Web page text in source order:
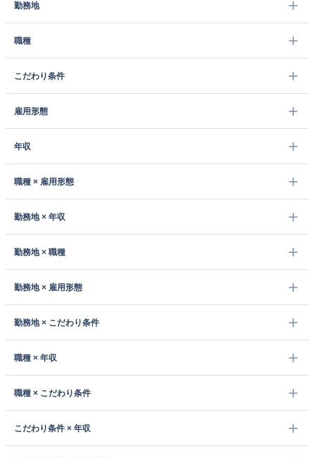
勤務地
職種
こだわり条件
雇用形態
年収
職種 × 雇用形態
勤務地 × 年収
勤務地 × 職種
勤務地 × 雇用形態
勤務地 × こだわり条件
職種 × 年収
職種 × こだわり条件
こだわり条件 × 年収